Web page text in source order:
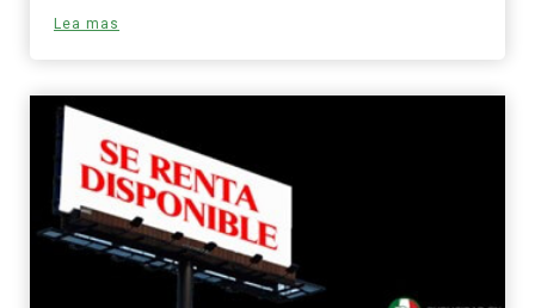
Lea mas